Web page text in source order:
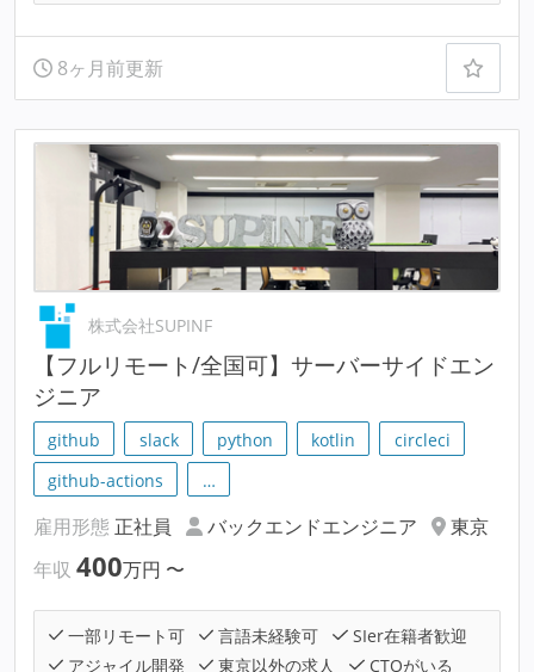
8ヶ月前更新
株式会社SUPINF
【フルリモート/全国可】サーバーサイドエン
ジニア
github slack python kotlin
circleci
github-actions
…
雇用形態 正社員 バックエンドエンジニア
東京
年収 400万円 〜
一部リモート可 言語未経験可
SIer在籍者歓迎
アジャイル開発
東京以外の求人 CTOがいる